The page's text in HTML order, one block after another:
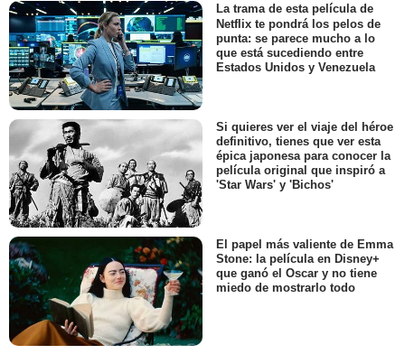
La trama de esta película de
Netflix te pondrá los pelos de
punta: se parece mucho a lo
que está sucediendo entre
Estados Unidos y Venezuela
Si quieres ver el viaje del héroe
definitivo, tienes que ver esta
épica japonesa para conocer la
película original que inspiró a
'Star Wars' y 'Bichos'
El papel más valiente de Emma
Stone: la película en Disney+
que ganó el Oscar y no tiene
miedo de mostrarlo todo